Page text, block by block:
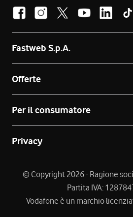
Fastweb S.p.A.
Offerte
Per il consumatore
Privacy
© Copyright 2026 - Ragione
Partita IVA:
Vodafone è un marchio